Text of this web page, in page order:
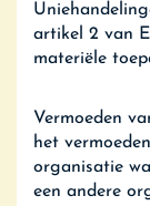
artikel 2 van
materiële
Vermoeden
het
organisatie
een andere